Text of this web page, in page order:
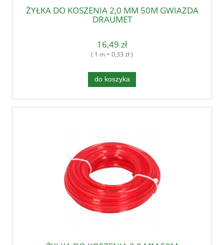
ŻYŁKA DO KOSZENIA 2,0 MM 50M GWIAZDA
DRAUMET
16,49 zł
( 1 m = 0,33 zł )
do koszyka